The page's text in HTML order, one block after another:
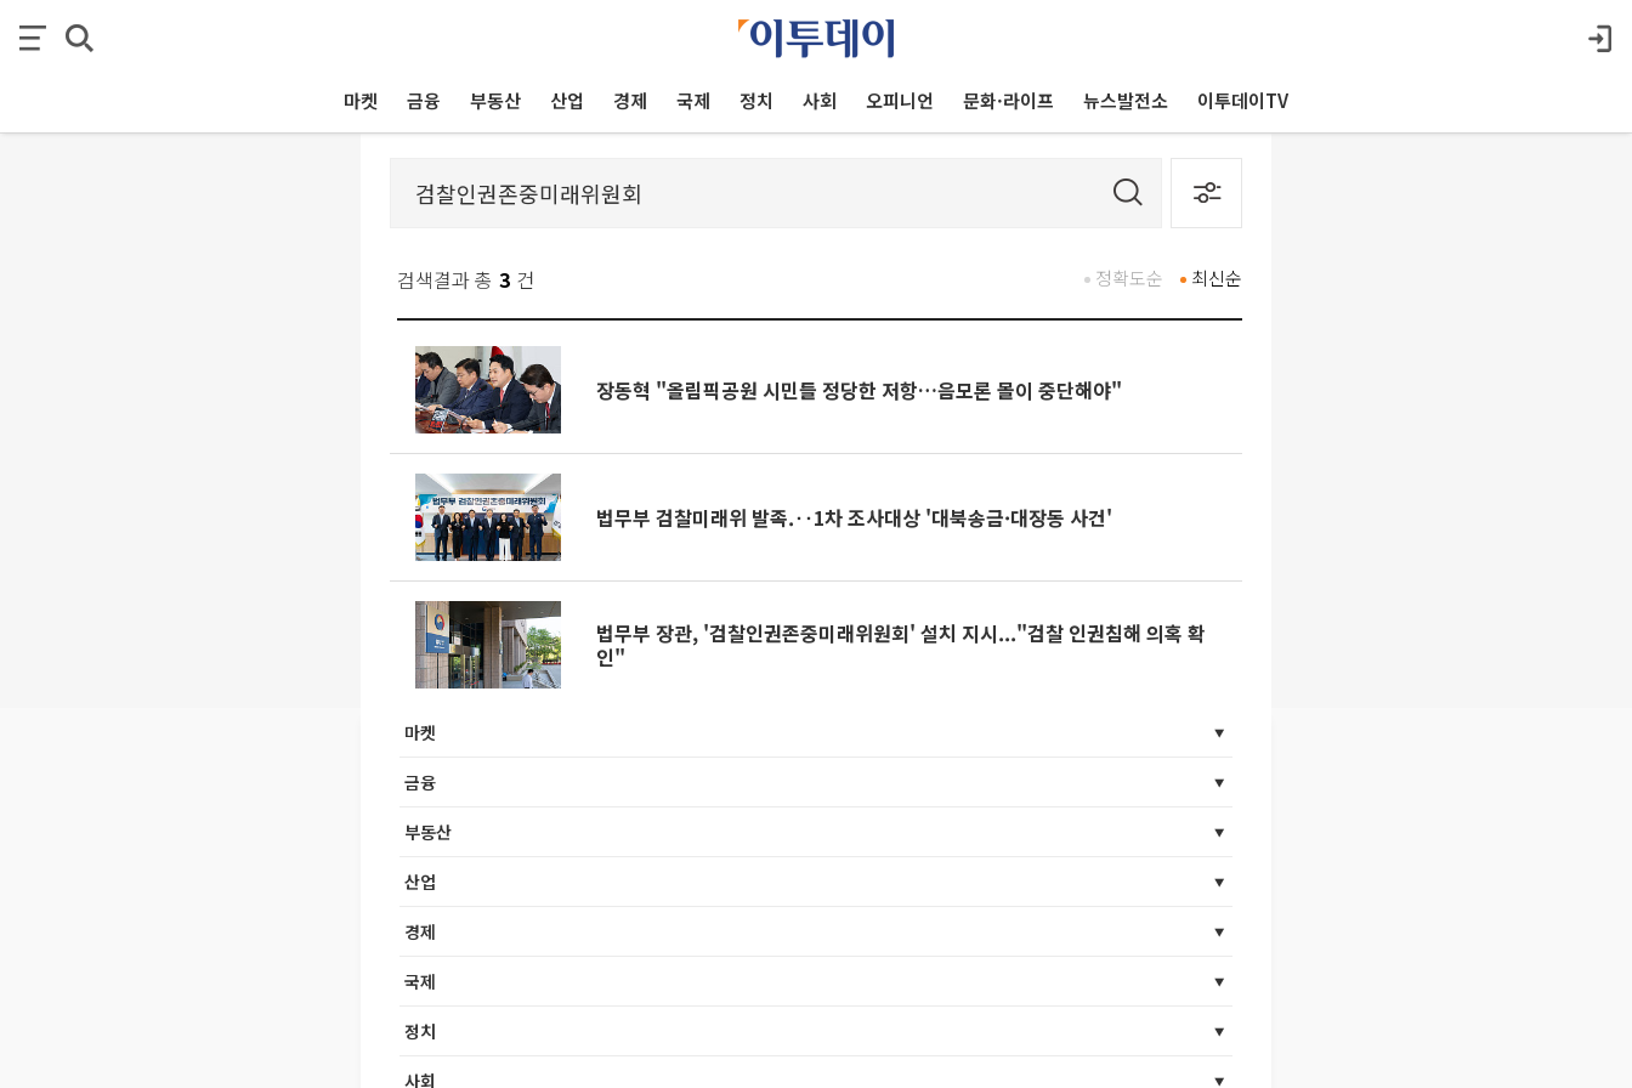
마켓 금융 부동산 산업 경제 국제 정치 사회 오피니언 문화·라이프 뉴스발전소 이투데이TV
검색결과 총 3 건 최신순
정확도순
장동혁 "올림픽공원 시민들 정당한 저항…음모론 몰이 중단해야"
법무부 검찰미래위 발족.‥1차 조사대상 '대북송금·대장동 사건'
법무부 장관, '검찰인권존중미래위원회' 설치 지시..."검찰 인권침해 의혹 확
인"
마켓
금융
부동산
산업
경제
국제
정치
사회